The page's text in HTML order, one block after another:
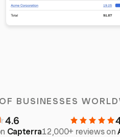
BUSINESSES
4.6
Capterra12,000+ reviews on